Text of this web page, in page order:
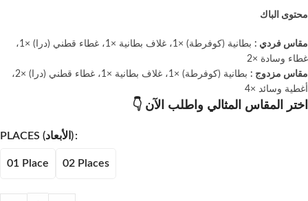
محتوى الباك
مقاس فردي : بطانية (كوفر ط
ة) ×1، غلاف بطانية ×1، غطاء قطني (درا) ×1،
غطاء وسادة ×2
مقاس مزدوج : بطانية (كوفر ط
ة) ×1، غلاف بطانية ×1، غطاء قطني (درا) ×2،
أغطية وسائد ×4
👇 اختر المقاس المثالي و اطلب الآن
PLACES (الأبعاد)
01 Place 02 Places